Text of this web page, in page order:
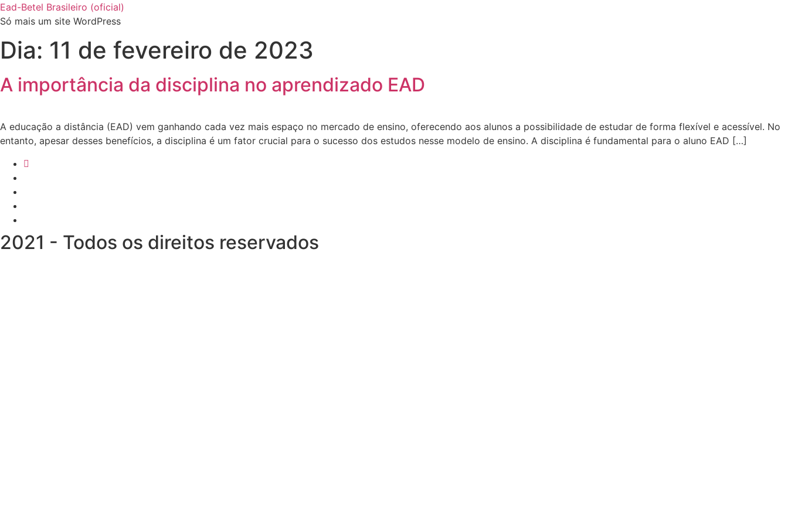
Pular
para
conteúdo
Ead-Betel Brasileiro (oficial)
Só mais um site WordPress
Dia: 11 de fevereiro de 2023
A importância da disciplina no aprendizado EAD
A educação a distância (EAD) vem ganhando cada vez mais espaço no mercado de ensino, oferecendo aos alunos a possibilidade de estudar de forma flexível e acessível. No
entanto, apesar desses benefícios, a disciplina é um fator crucial para o sucesso dos estudos nesse modelo de ensino. A disciplina é fundamental para o aluno EAD […]
2021 - Todos os direitos reservados